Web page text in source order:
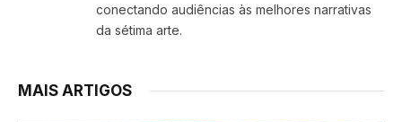
conectando audiências às melhores narrativas
da sétima arte.
MAIS ARTIGOS